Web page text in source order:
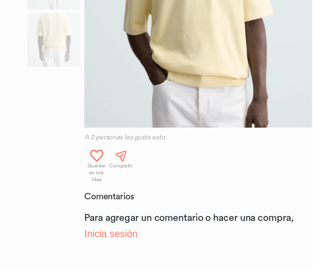
A 2personas les gusta esto
Guardar
en mis
likes
Compartir
Comentarios
Para agregar un comentario o hacer una compra,
Inicia sesión